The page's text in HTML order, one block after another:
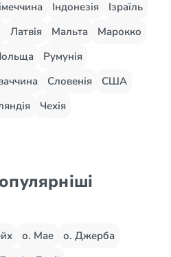
Індонезія
Ізраїль
Латвія Мальта
Марокко
Румунія
Словенія
США
Чехія
о. Мае
о. Джерба